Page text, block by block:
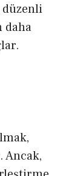
düzenli
daha
Ancak,